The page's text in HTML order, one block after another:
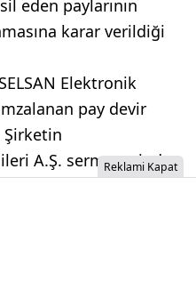
eden paylarının
karar verildiği
Elektronik
pay devir
Şirketin
A.Ş. sermayesinde
Reklami Kapat